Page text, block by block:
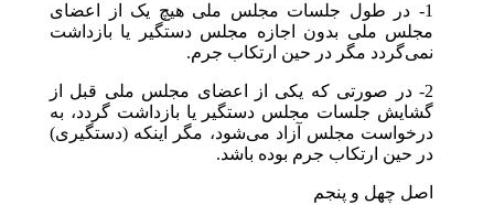
1- در طول جلسات مجلس ملی هیچ یک از اعضای
مجلس ملی بدون اجازه مجلس دستگیر یا بازداشت
نمی‌گردد مگر در حین ارتکاب جرم.
2- در صورتی که یکی از اعضای مجلس ملی قبل از
گشایش جلسات مجلس دستگیر یا بازداشت گردد، به
درخواست مجلس آزاد می‌شود، مگر اینکه (دستگیری)
در حین ارتکاب جرم بوده باشد.
اصل چهل و پنجم